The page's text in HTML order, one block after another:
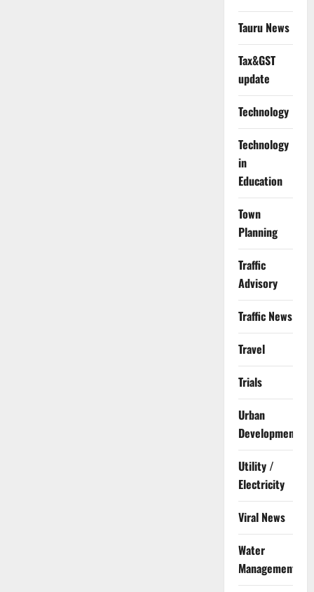
Tauru News
Tax&GST
update
Technology
Technology
in
Education
Town
Planning
Traffic
Advisory
Traffic News
Travel
Trials
Urban
Development
Utility /
Electricity
Viral News
Water
Management